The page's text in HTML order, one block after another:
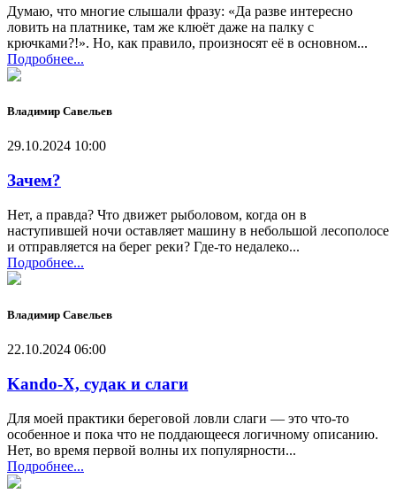
Думаю, что многие слышали фразу: «Да разве интересно
ловить на платнике, там же клюёт даже на палку с
крючками?!». Но, как правило, произносят её в основном...
Подробнее...
Владимир Савельев
29.10.2024 10:00
Зачем?
Нет, а правда? Что движет рыболовом, когда он в
наступившей ночи оставляет машину в небольшой лесополосе
и отправляется на берег реки? Где-то недалеко...
Подробнее...
Владимир Савельев
22.10.2024 06:00
Kando-X, судак и слаги
Для моей практики береговой ловли слаги — это что-то
особенное и пока что не поддающееся логичному описанию.
Нет, во время первой волны их популярности...
Подробнее...